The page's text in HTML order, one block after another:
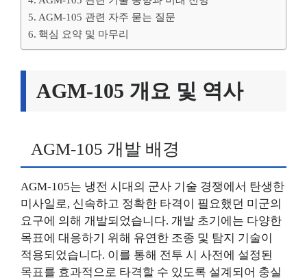
AGM-105 관련 자주 묻는 질문
핵심 요약 및 마무리
AGM-105 개요 및 역사
AGM-105 개발 배경
AGM-105는 냉전 시대의 군사 기술 경쟁에서 탄생한
미사일로, 신속하고 정확한 타격이 필요했던 미군의
요구에 의해 개발되었습니다. 개발 초기에는 다양한
목표에 대응하기 위해 유연한 조종 및 탐지 기술이
적용되었습니다. 이를 통해 전투 시 사전에 설정된
목표를 효과적으로 타격할 수 있도록 설계되어 충실